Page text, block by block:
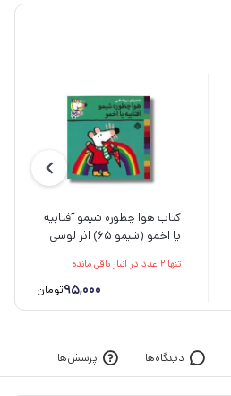
کتاب هوا چطوره شیمو آفتابیه
یا اخمو (شیمو 65) اثر لوسی
نشر پنجره
تنها 2 عدد در انبار باقی مانده
95,000تومان
دیدگاه‌ها پرسش‌ها